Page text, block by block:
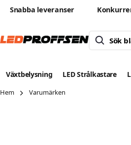
Snabba leveranser
Växtbelysning LED Strålkastare
Hem Varumärken